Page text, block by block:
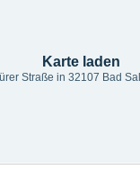
Karte laden
Straße in 32107 Bad